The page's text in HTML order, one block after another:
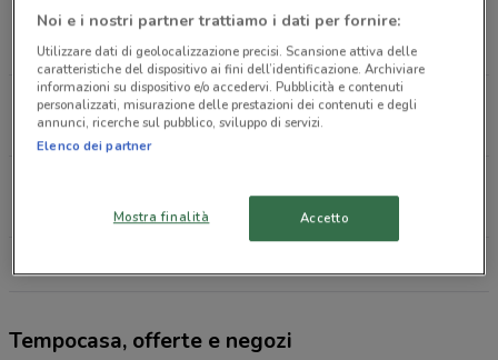
Piazza San Martino, 28 Inveruno
5.6 km
Piazza Del Popolo 28 Arluno
6.2 km
7.3 km
Tempocasa, offerte e negozi
Noi e i nostri partner trattiamo i dati per fornire:
Utilizzare dati di geolocalizzazione precisi. Scansione attiva delle
caratteristiche del dispositivo ai fini dell’identificazione. Archiviare
informazioni su dispositivo e/o accedervi. Pubblicità e contenuti
personalizzati, misurazione delle prestazioni dei contenuti e degli
annunci, ricerche sul pubblico, sviluppo di servizi.
Elenco dei partner
Mostra finalità Accetto